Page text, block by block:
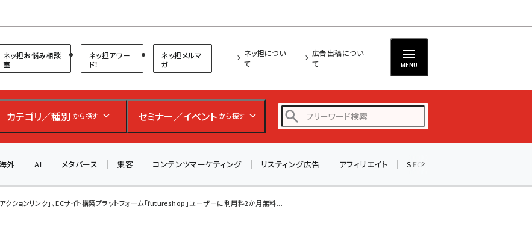
当者フォーラム
ネッ担お悩み相談
室
ネッ担アワー
ド！
ネッ担メルマ
ガ
ネッ担につい
て
広告出稿につい
て
MENU
カテゴリ／種別 から探す セミナー／イベント から探す
外 AI メタバース 集客 コンテンツマーケティング リスティング広告 アフィリエイト SEO
クションリンク」、ECサイト構築プラットフォーム「futureshop」ユーザーに利用料2か月無料...